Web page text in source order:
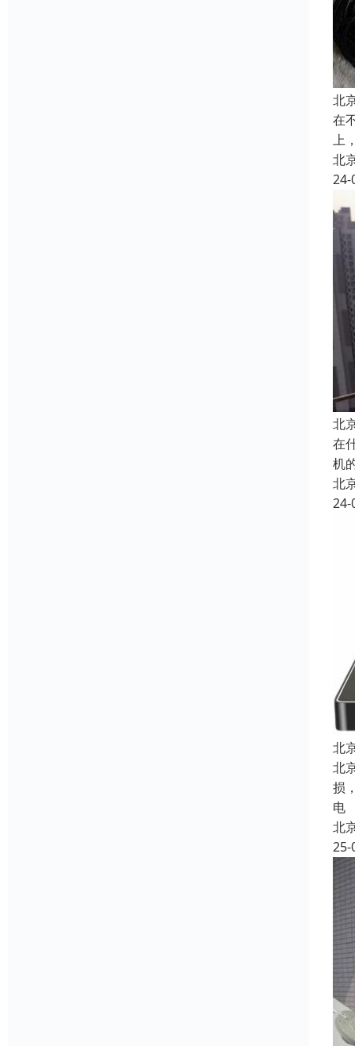
北
在
上
北
24-
北
在
机
北
24-
北
北
损
电
北
25-